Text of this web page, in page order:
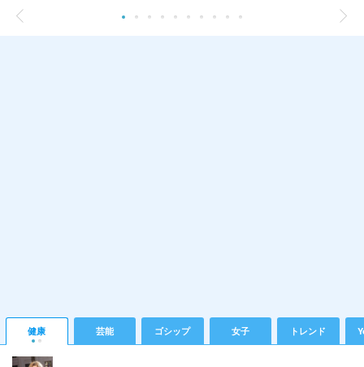
健康 芸能 ゴシップ 女子 トレンド